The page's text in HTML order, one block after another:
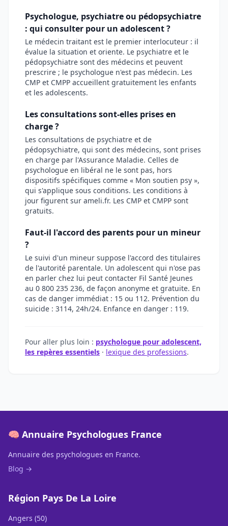
Psychologue, psychiatre ou pédopsychiatre
: qui consulter pour un adolescent ?
Le médecin traitant est le premier interlocuteur : il
évalue la situation et oriente. Le psychiatre et le
pédopsychiatre sont des médecins et peuvent
prescrire ; le psychologue n'est pas médecin. Les
CMP et CMPP accueillent gratuitement les enfants
et les adolescents.
Les consultations sont-elles prises en
charge ?
Les consultations de psychiatre et de
pédopsychiatre, qui sont des médecins, sont prises
en charge par l'Assurance Maladie. Celles de
psychologue en libéral ne le sont pas, hors
dispositifs spécifiques comme « Mon soutien psy »,
qui s'applique sous conditions. Les conditions à
jour figurent sur ameli.fr. Les CMP et CMPP sont
gratuits.
Faut-il l'accord des parents pour un mineur
?
Le suivi d'un mineur suppose l'accord des titulaires
de l'autorité parentale. Un adolescent qui n'ose pas
en parler chez lui peut contacter Fil Santé Jeunes
au 0 800 235 236, de façon anonyme et gratuite. En
cas de danger immédiat : 15 ou 112. Prévention du
suicide : 3114, 24h/24. Enfance en danger : 119.
Pour aller plus loin : psychologue pour adolescent,
les repères essentiels · lexique des professions.
🧠 Annuaire Psychologues France
Annuaire des psychologues en France.
Blog →
Région Pays De La Loire
Angers (50)